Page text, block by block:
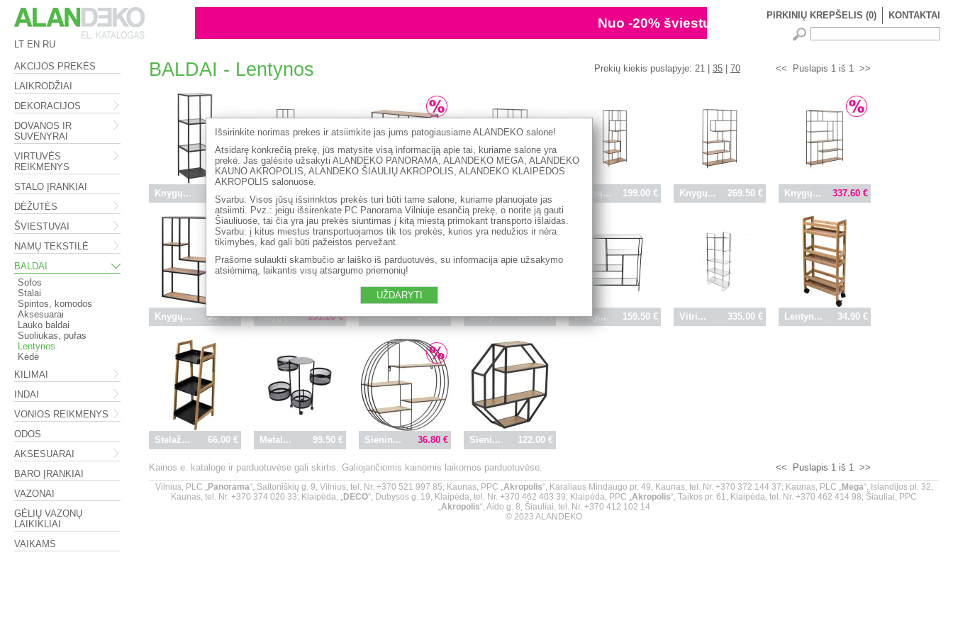
KONTAKTAI
PIRKINIŲ KREPŠELIS (0)
LT EN RU
Prekių kiekis puslapyje: 21 | 35 70 << Puslapis 1 iš 1 >>
BALDAI - Lentynos
Išsirinkite norimas prekes ir atsiimkite jas jums patogiausiame ALANDEKO salone!
Atsidarę konkrečią prekę, jūs matysite visą informaciją apie tai, kuriame salone yra
prekė. Jas galėsite užsakyti ALANDEKO PANORAMA, ALANDEKO MEGA, ALANDEKO
KAUNO AKROPOLIS, ALANDEKO ŠIAULIŲ AKROPOLIS, ALANDEKO KLAIPĖDOS
AKROPOLIS salonuose.
Svarbu: Visos jūsų išsirinktos prekės turi būti tame salone, kuriame planuojate jas
atsiimti. Pvz.: jeigu išsirenkate PC Panorama Vilniuje esančią prekę, o norite ją gauti
Šiauliuose, tai čia yra jau prekės siuntimas į kitą miestą primokant transporto išlaidas.
Svarbu: į kitus miestus transportuojamos tik tos prekės, kurios yra nedužios ir nėra
tikimybės, kad gali būti pažeistos pervežant.
Prašome sulaukti skambučio ar laiško iš parduotuvės, su informacija apie užsakymo
atsiėmimą, laikantis visų atsargumo priemonių!
UŽDARYTI
99.50 €
Knygų... 249.90 €
Knygų... 148.00 €
Knygų... 269.90 €
Knygų... 199.00 €
Knygų... 269.50 €
Knygų... 337.60 €
Knygų...
99.50 €
Knygų... 151.20 €
Knygų... 24.90 €
Metali... 235.00 €
Lenty... 159.50 €
Lenty... 335.00 €
Vitri... 34.90 €
Lentyn...
66.00 €
Stelaž... 99.50 €
Metal... 36.80 €
Sienin... 122.00 €
Sieni...
Kainos e. kataloge ir parduotuvėse gali skirtis. Galiojančiomis kainomis laikomos parduotuvėse. << Puslapis 1 iš 1 >>
AKCIJOS PREKĖS
LAIKRODŽIAI
DEKORACIJOS
DOVANOS IR
SUVENYRAI
VIRTUVĖS
REIKMENYS
STALO ĮRANKIAI
DĖŽUTĖS
ŠVIESTUVAI
NAMŲ TEKSTILĖ
BALDAI
Sofos
Stalai
Spintos, komodos
Aksesuarai
Lauko baldai
Suoliukas, pufas
Lentynos
Kėdė
KILIMAI
INDAI
VONIOS REIKMENYS
ODOS
AKSESUARAI
BARO ĮRANKIAI
VAZONAI
GĖLIŲ VAZONŲ
LAIKIKLIAI
VAIKAMS
Vilnius, PLC „Panorama“, Saltoniškių g. 9, Vilnius, tel. Nr. +370 521 997 85; Kaunas, PPC „Akropolis“, Karaliaus Mindaugo pr. 49, Kaunas, tel. Nr. +370 372 144 37; Kaunas, PLC „Mega“, Islandijos pl. 32,
Kaunas, tel. Nr. +370 374 020 33; Klaipėda, „DECO“, Dubysos g. 19, Klaipėda, tel. Nr. +370 462 403 39; Klaipėda, PPC „Akropolis“, Taikos pr. 61, Klaipėda, tel. Nr. +370 462 414 98; Šiauliai, PPC
„Akropolis“, Aido g. 8, Šiauliai, tel. Nr. +370 412 102 14
© 2023 ALANDEKO